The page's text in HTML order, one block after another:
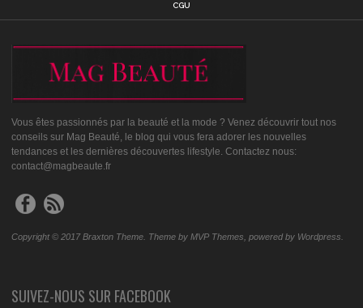
CGU
Vous êtes passionnés par la beauté et la mode ? Venez découvrir tout nos
conseils sur Mag Beauté, le blog qui vous fera adorer les nouvelles
tendances et les dernières découvertes lifestyle. Contactez nous:
contact@magbeaute.fr
Copyright © 2017 Braxton Theme. Theme by MVP Themes, powered by Wordpress.
SUIVEZ-NOUS SUR FACEBOOK